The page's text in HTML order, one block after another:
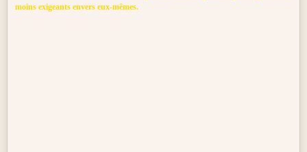
moins exigeants envers eux-mêmes.